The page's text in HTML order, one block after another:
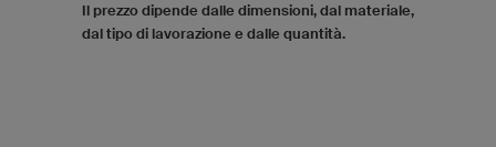
Il prezzo dipende dalle dimensioni, dal materiale,
dal tipo di lavorazione e dalle quantità.